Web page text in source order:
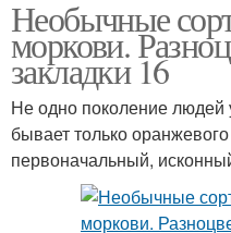
Необычные
моркови.
закладки 16
Не одно поколение людей
бывает только
первоначальный,